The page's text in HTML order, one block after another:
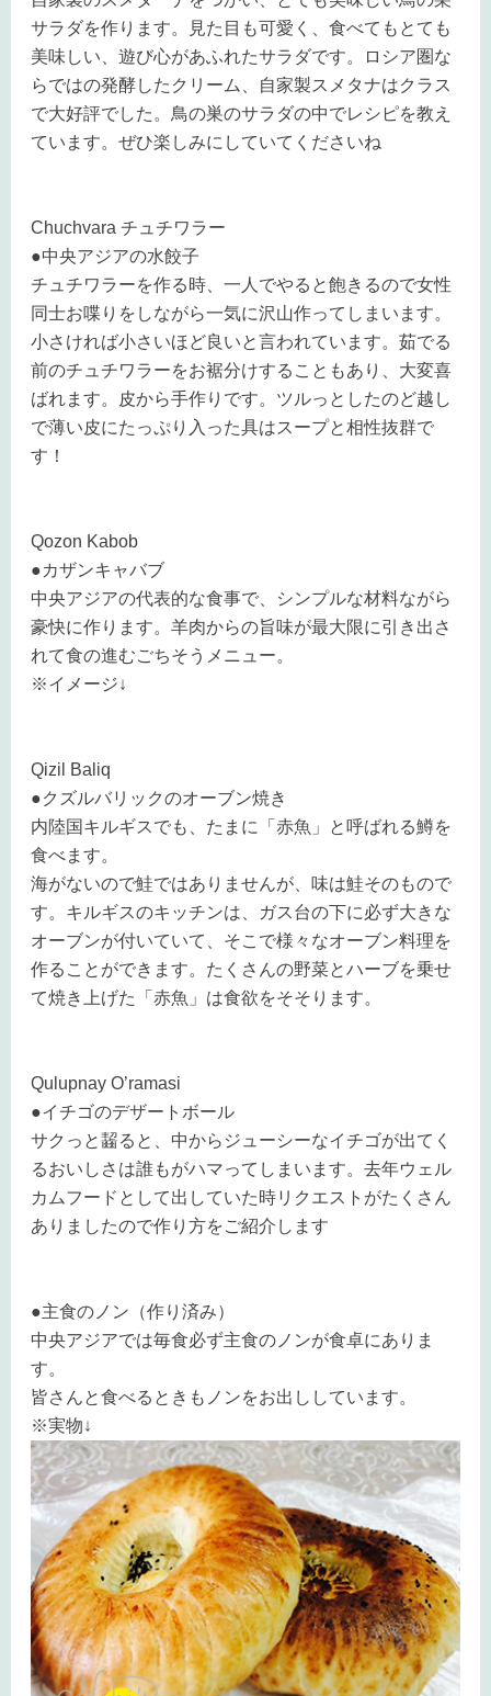
サラダを作ります。見た目も可愛く、食べてもとても
美味しい、遊び心があふれたサラダです。ロシア圏な
らではの発酵したクリーム、自家製スメタナはクラス
で大好評でした。鳥の巣のサラダの中でレシピを教え
ています。ぜひ楽しみにしていてくださいね
Chuchvara チュチワラー
●中央アジアの水餃子
チュチワラーを作る時、一人でやると飽きるので女性
同士お喋りをしながら一気に沢山作ってしまいます。
小さければ小さいほど良いと言われています。茹でる
前のチュチワラーをお裾分けすることもあり、大変喜
ばれます。
皮から手作りです。ツルっとしたのど越し
で薄い皮にたっぷり入った具はスープと相性抜群で
す！
Qozon Kabob
●カザンキャバブ
中央アジアの代表的な食事で、シンプルな材料ながら
豪快に作ります。羊肉からの旨味が最大限に引き出さ
れて食の進むごちそうメニュー。
※イメージ↓
Qizil Baliq
●クズルバリックのオーブン焼き
内陸国キルギスでも、たまに「赤魚」と呼ばれる鱒を
食べます。
海がないので鮭ではありませんが、味は鮭そのもので
す。キルギスのキッチンは、ガス台の下に必ず大きな
オーブンが付いていて、そこで様々なオーブン料理を
作ることができます。たくさんの野菜とハーブを乗せ
て焼き上げた「赤魚」は食欲をそそります。
Qulupnay O’ramasi
●イチゴのデザートボール
サクっと齧ると、中からジューシーなイチゴが出てく
るおいしさは誰もがハマってしまいます。去年ウェル
カムフードとして出していた時リクエストがたくさん
ありましたので作り方をご紹介します
●主食のノン（作り済み）
中央アジアでは毎食必ず主食のノンが食卓にありま
す。
皆さんと食べるときもノンをお出ししています。
※実物↓